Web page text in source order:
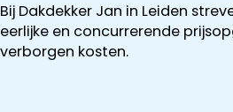
Bij Dakdekker Jan in Leiden
eerlijke en concurrerende
verborgen kosten.